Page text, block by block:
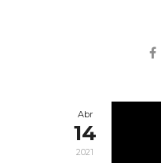
Abr
14
2021